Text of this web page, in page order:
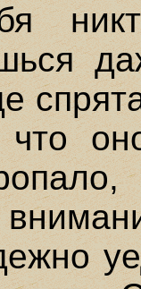
что